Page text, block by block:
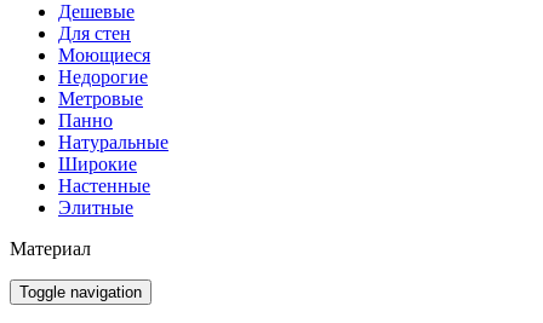
Дешевые
Для стен
Моющиеся
Недорогие
Метровые
Панно
Натуральные
Широкие
Настенные
Элитные
Материал
Toggle navigation